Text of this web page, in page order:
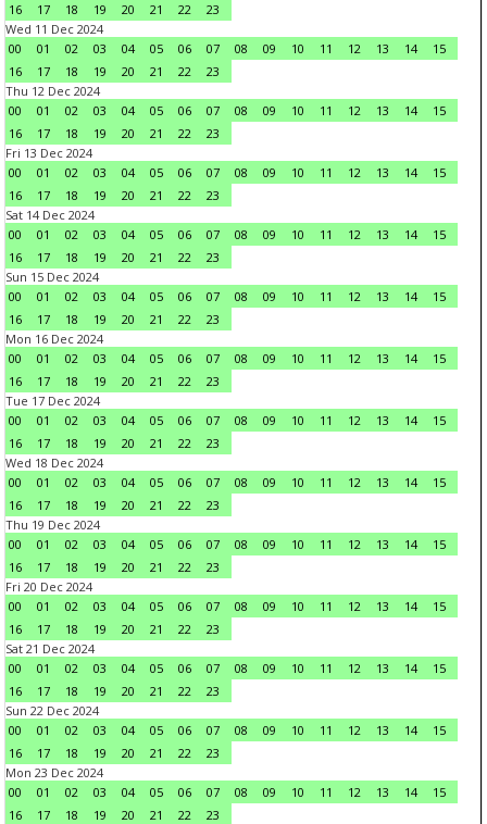
16
17 18 19 20 21 22
23
Wed 11 Dec 2024
00
01 02 03 04 05 06 07 08 09 10 11 12 13 14
15
16
17 18 19 20 21 22
23
Thu 12 Dec 2024
00
01 02 03 04 05 06 07 08 09 10 11 12 13 14
15
16
17 18 19 20 21 22
23
Fri 13 Dec 2024
00
01 02 03 04 05 06 07 08 09 10 11 12 13 14
15
16
17 18 19 20 21 22
23
Sat 14 Dec 2024
00
01 02 03 04 05 06 07 08 09 10 11 12 13 14
15
16
17 18 19 20 21 22
23
Sun 15 Dec 2024
00
01 02 03 04 05 06 07 08 09 10 11 12 13 14
15
16
17 18 19 20 21 22
23
Mon 16 Dec 2024
00
01 02 03 04 05 06 07 08 09 10 11 12 13 14
15
16
17 18 19 20 21 22
23
Tue 17 Dec 2024
00
01 02 03 04 05 06 07 08 09 10 11 12 13 14
15
16
17 18 19 20 21 22
23
Wed 18 Dec 2024
00
01 02 03 04 05 06 07 08 09 10 11 12 13 14
15
16
17 18 19 20 21 22
23
Thu 19 Dec 2024
00
01 02 03 04 05 06 07 08 09 10 11 12 13 14
15
16
17 18 19 20 21 22
23
Fri 20 Dec 2024
00
01 02 03 04 05 06 07 08 09 10 11 12 13 14
15
16
17 18 19 20 21 22
23
Sat 21 Dec 2024
00
01 02 03 04 05 06 07 08 09 10 11 12 13 14
15
16
17 18 19 20 21 22
23
Sun 22 Dec 2024
00
01 02 03 04 05 06 07 08 09 10 11 12 13 14
15
16
17 18 19 20 21 22
23
Mon 23 Dec 2024
00
01 02 03 04 05 06 07 08 09 10 11 12 13 14
15
16
17 18 19 20 21 22 23